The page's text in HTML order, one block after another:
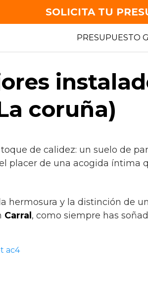
PRESUPUESTO
coruña)
de calidez: un suelo de
placer de una acogida íntima
hermosura y la distinción de
Carral , como siempre has
ac4
SOLICITA TU